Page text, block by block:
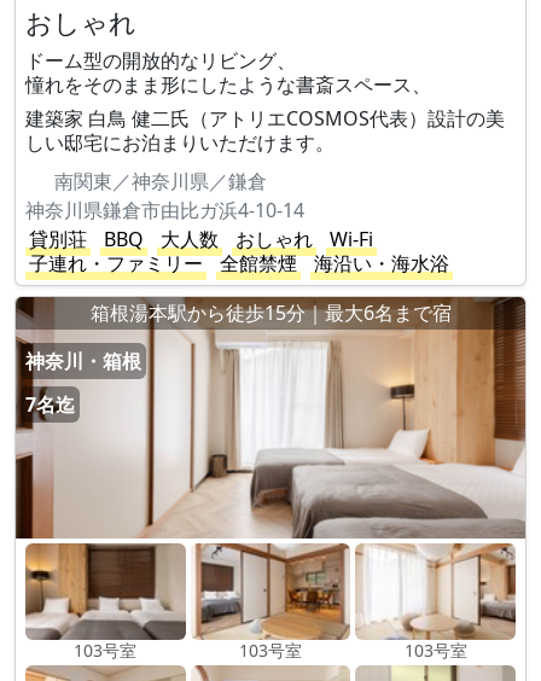
おしゃれ
ドーム型の開放的なリビング、
憧れをそのまま形にしたような書斎スペース、
建築家 白鳥 健二氏（アトリエCOSMOS代表）設計の美
しい邸宅にお泊まりいただけます。
南関東／神奈川県／鎌倉
神奈川県鎌倉市由比ガ浜4-10-14
貸別荘
BBQ 大人数 おしゃれ
Wi-Fi
子連れ・ファミリー
全館禁煙
海沿い・海水浴
箱根湯本駅から徒歩15分｜最大6名まで宿
神奈川・箱根
7名迄
103号室 103号室 103号室